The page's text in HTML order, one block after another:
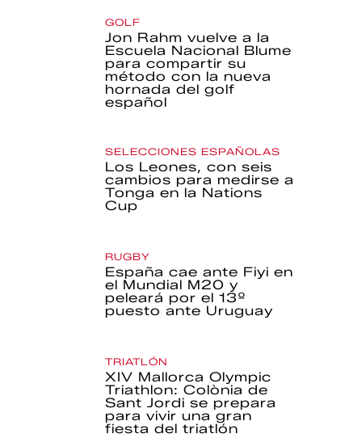
GOLF
Jon Rahm vuelve a la
Escuela Nacional Blume
para compartir su
método con la nueva
hornada del golf
español
SELECCIONES ESPAÑOLAS
Los Leones, con seis
cambios para medirse a
Tonga en la Nations
Cup
RUGBY
España cae ante Fiyi en
el Mundial M20 y
peleará por el 13º
puesto ante Uruguay
TRIATLÓN
XIV Mallorca Olympic
Triathlon: Colònia de
Sant Jordi se prepara
para vivir una gran
fiesta del triatlón